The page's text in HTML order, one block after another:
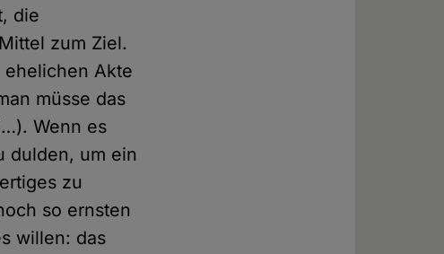
die
zum Ziel.
ehelichen Akte
müsse das
Wenn es
dulden, um ein
zu
so ernsten
willen: das